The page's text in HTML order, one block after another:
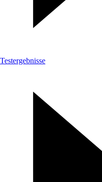
Testergebnisse